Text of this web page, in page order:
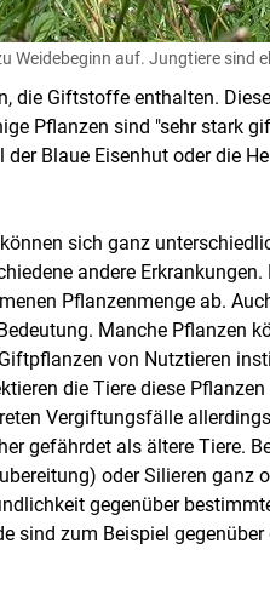
Weidebeginn auf. Jungtiere sind
die Giftstoffe enthalten.
Pflanzen sind "sehr stark
Blaue Eisenhut oder die
sich ganz
andere
Pflanzenmenge ab.
Manche Pflanzen
von Nutztieren
die Tiere diese
Vergiftungsfälle
gefährdet als ältere Tiere.
oder Silieren ganz
gegenüber
sind zum Beispiel